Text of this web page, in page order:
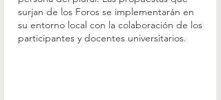
surjan de los Foros se implementarán en
su entorno local con la colaboración de los
participantes y docentes universitarios.